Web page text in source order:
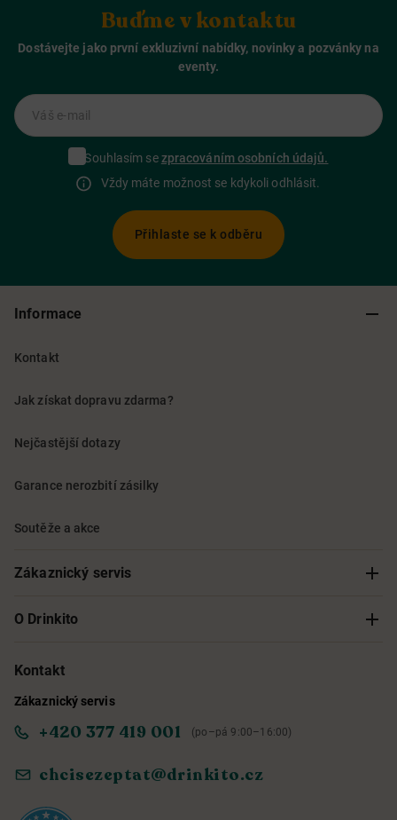
Buďme v kontaktu
Dostávejte jako první exkluzivní nabídky, novinky a pozvánky na
eventy.
Váš e-mail
Souhlasím sezpracováním osobních údajů.
Vždy máte možnost se kdykoli odhlásit.
Přihlaste se k odběru
Informace
Kontakt
Jak získat dopravu zdarma?
Nejčastější dotazy
Garance nerozbití zásilky
Soutěže a akce
Zákaznický servis
Sledování objednávky
Obchodní podmínky
Reklamace a vrácení
O Drinkito
O nás
Informace o přístupnosti služby
Kontakt
Zákaznický servis
+420 377 419 001 (po–pá 9:00–16:00)
chcisezeptat@drinkito.cz